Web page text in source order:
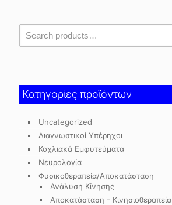
Κατηγορίες προϊόντων
Uncategorized
Διαγνωστικοί Υπέρηχοι
Κοχλιακά Εμφυτεύματα
Νευρολογία
Φυσικοθεραπεία/Αποκατάσταση
Ανάλυση Κίνησης
Αποκατάσταση - Κινησιοθεραπεία